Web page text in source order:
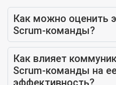
Как можно оценить
Scrum-команды?
Как влияет
Scrum-команды на